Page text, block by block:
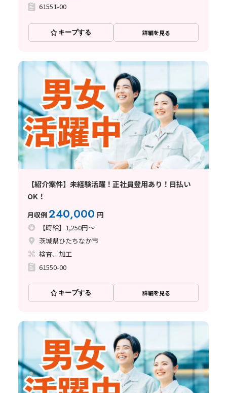
61551-00
キープする 詳細を見る
【紹介案件】未経験活躍！正社員登用あり！日払い
OK！
月収例240,000 円
【時給】1,250円～
茨城県ひたちなか市
検査、加工
61550-00
キープする 詳細を見る